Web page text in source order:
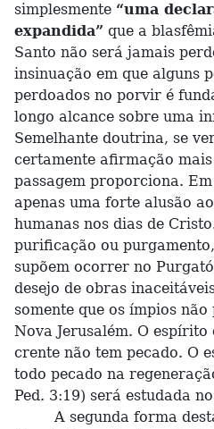
simplesmente “uma
expandida” que a
Santo não será jamais
insinuação em que alguns
perdoados no porvir é
longo alcance sobre uma
Semelhante doutrina, se
certamente afirmação
passagem proporciona.
apenas uma forte alusão
humanas nos dias de
purificação ou
supõem ocorrer no
desejo de obras
somente que os ímpios
Nova Jerusalém. O
crente não tem pecado. O
todo pecado na
Ped. 3:19) será estudada
A segunda forma desta